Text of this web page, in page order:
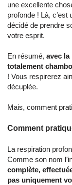
une excellente
profonde ! Là,
décidé de prendre
votre esprit.
En résumé, avec
totalement
! Vous respirerez
décuplée.
Mais, comment
Comment
La respiration
Comme son nom
complète,
pas uniquement